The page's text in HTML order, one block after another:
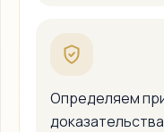
Определяем